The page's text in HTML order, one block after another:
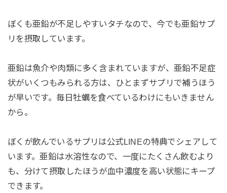
ぼくも亜鉛が不足しやすいタチなので、今でも亜鉛サプ
リを摂取しています。
亜鉛は魚介や肉類に多く含まれていますが、亜鉛不足症
状がいくつもみられる方は、ひとまずサプリで補うほう
が早いです。毎日牡蠣を食べているわけにもいきません
から。
ぼくが飲んでいるサプリは公式LINEの特典でシェアして
います。亜鉛は水溶性なので、一度にたくさん飲むより
も、分けて摂取したほうが血中濃度を高い状態にキープ
できます。